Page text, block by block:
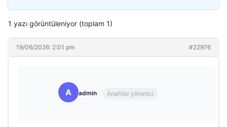
1 yazı görüntüleniyor (toplam 1)
19/06/2026: 2:01 pm #22976
A admin Anahtar yönetici